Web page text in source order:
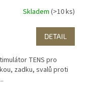
Skladem (>10 ks)
DETAIL
TENS pro
zadku, svalů proti